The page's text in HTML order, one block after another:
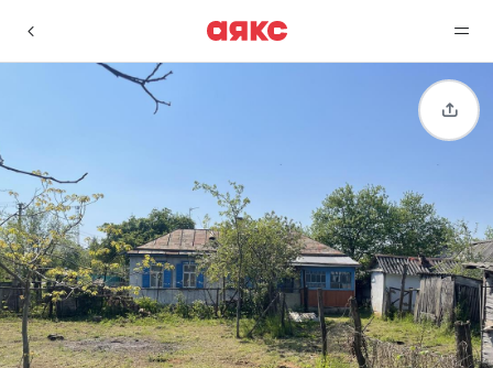
Избранное
0 объявлений
Сравнение
0 объявлений
Недвижимость Услуги